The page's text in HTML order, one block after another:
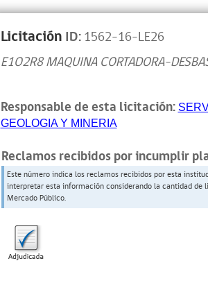
Licitación ID:1562-16-LE26
E1O2R8 MAQUINA CORTADORA-
Responsable de esta licitación:
GEOLOGIA Y MINERIA
Reclamos recibidos por incumplir
Este número indica los reclamos recibidos por esta
interpretar esta información considerando la cantidad
Mercado Público.